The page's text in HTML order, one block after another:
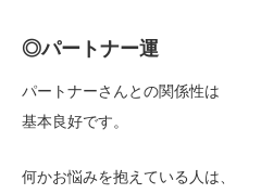
◎パートナー運
パートナーさんとの関係性は
基本良好です。
何かお悩みを抱えている人は、